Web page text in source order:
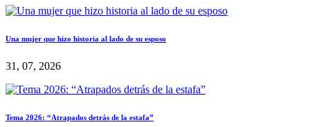
Una mujer que hizo historia al lado de su esposo
31, 07, 2026
Tema 2026: “Atrapados detrás de la estafa”